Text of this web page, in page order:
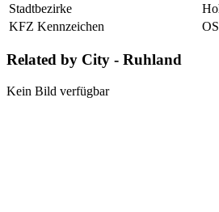
Stadtbezirke
KFZ Kennzeichen
Related by City - Ruhland
Kein Bild verfügbar